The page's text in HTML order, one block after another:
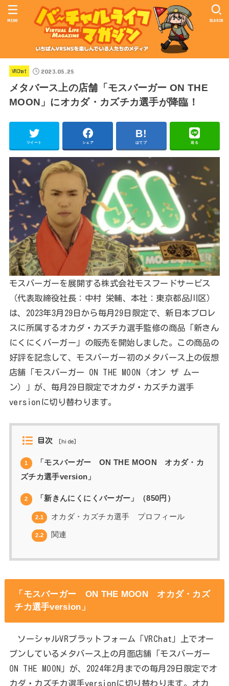
SEARCH
MENU
VRChat 2023.05.25
メタバース上の店舗「モスバーガー ON THE
MOON」にオカダ・カズチカ選手が降臨！
ツイート シェア はてブ 送る
モスバーガーを展開する株式会社モスフードサービス
（代表取締役社長：中村 栄輔、本社：東京都品川区）
は、2023年3月29日から毎月29日限定で、新日本プロレ
スに所属するオカダ・カズチカ選手監修の商品「新きん
にくにくバーガー」の販売を開始しました。この商品の
好評を記念して、モスバーガー初のメタバース上の仮想
店舗「モスバーガー ON THE MOON（オン ザ ムー
ン）」が、毎月29日限定でオカダ・カズチカ選手
versionに切り替わります。
目次 [hide]
1
「モスバーガー ON THE MOON オカダ・カ
ズチカ選手version」
2 「新きんにくにくバーガー」（850円）
2.1 オカダ・カズチカ選手 プロフィール
2.2 関連
「モスバーガー ON THE MOON オカダ・カズ
チカ選手version」
ソーシャルVRプラットフォーム「VRChat」上でオー
プンしているメタバース上の月面店舗「モスバーガー
ON THE MOON」が、2024年2月までの毎月29日限定でオ
カダ・カズチカ選手versionに切り替わります。オカ